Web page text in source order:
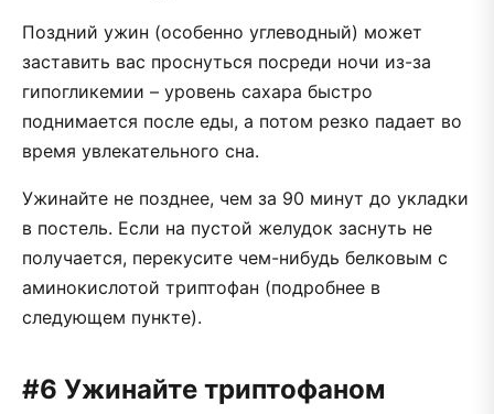
Поздний ужин (особенно углеводный) может
заставить вас проснуться посреди ночи из-за
гипогликемии – уровень сахара быстро
поднимается после еды, а потом резко падает во
время увлекательного сна.
Ужинайте не позднее, чем за 90 минут до укладки
в постель. Если на пустой желудок заснуть не
получается, перекусите чем-нибудь белковым с
аминокислотой триптофан (подробнее в
следующем пункте).
#6 Ужинайте триптофаном